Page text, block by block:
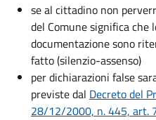
se al cittadino non
del Comune significa
documentazione sono
fatto (silenzio-assenso)
per dichiarazioni false
previste dal Decreto del
28/12/2000, n. 445, art.